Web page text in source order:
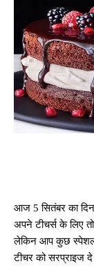
आज 5 सितंबर का
अपने टीचर्स के लिए
लेकिन आप कुछ स्पेशल
टीचर को सरप्राइज